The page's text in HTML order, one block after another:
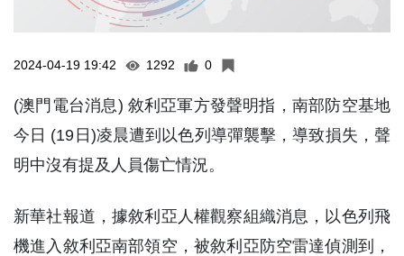
2024-04-19 19:42 1292 0
(澳門電台消息) 敘利亞軍方發聲明指，南部防空基地
今日 (19日)凌晨遭到以色列導彈襲擊，導致損失，聲
明中沒有提及人員傷亡情況。
新華社報道，據敘利亞人權觀察組織消息，以色列飛
機進入敘利亞南部領空，被敘利亞防空雷達偵測到，